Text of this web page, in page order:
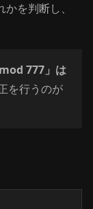
かを判断し、
777」は
を行うのが